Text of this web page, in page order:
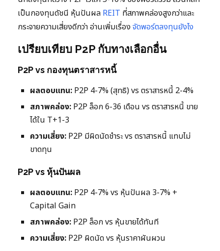
เป็นกองทุนดัชนี หุ้นปันผล REIT ที่สภาพคล่องสูงกว่าและ
กระจายความเสี่ยงดีกว่า อ่านเพิ่มเรื่อง จัดพอร์ตลงทุนยังไง
เปรียบเทียบ P2P กับทางเลือกอื่น
P2P vs กองทุนตราสารหนี้
ผลตอบแทน: P2P 4-7% (สุทธิ) vs ตราสารหนี้ 2-4%
สภาพคล่อง: P2P ล็อก 6-36 เดือน vs ตราสารหนี้ ขาย
ได้ใน T+1-3
ความเสี่ยง: P2P มีผิดนัดชำระ vs ตราสารหนี้ แทบไม่
ขาดทุน
P2P vs หุ้นปันผล
ผลตอบแทน: P2P 4-7% vs หุ้นปันผล 3-7% +
Capital Gain
สภาพคล่อง: P2P ล็อก vs หุ้นขายได้ทันที
ความเสี่ยง: P2P ผิดนัด vs หุ้นราคาผันผวน